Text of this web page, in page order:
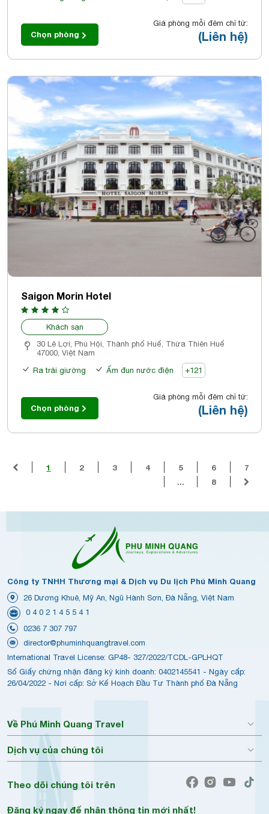
Giá phòng mỗi đêm chỉ từ:
(Liên hệ)
Chọn phòng
Saigon Morin Hotel
Khách sạn
30 Lê Lợi, Phú Hội, Thành phố Huế, Thừa Thiên Huế
47000, Việt Nam
Ra trải giường
Ấm đun nước điện +121
Giá phòng mỗi đêm chỉ từ:
(Liên hệ)
Chọn phòng
1 2 3 4 5 6
7
...
8
Công ty TNHH Thương mại & Dịch vụ Du lịch Phú Minh Quang
26 Dương Khuê, Mỹ An, Ngũ Hành Sơn, Đà Nẵng, Việt Nam
0 4 0 2 1 4 5 5 4 1
0236 7 307 797
director@phuminhquangtravel.com
International Travel License: GP48- 327/2022/TCDL-GPLHQT
Số Giấy chứng nhận đăng ký kinh doanh: 0402145541 - Ngày cấp:
26/04/2022 - Nơi cấp: Sở Kế Hoạch Đầu Tư Thành phố Đà Nẵng
Về Phú Minh Quang Travel
Dịch vụ của chúng tôi
Theo dõi chúng tôi trên
Đăng ký ngay để nhận thông tin mới nhất!